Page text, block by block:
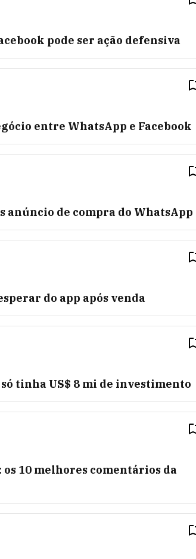
pode ser ação defensiva
entre WhatsApp e Facebook
anúncio de compra do WhatsApp
do app após venda
tinha US$ 8 mi de investimento
10 melhores comentários da